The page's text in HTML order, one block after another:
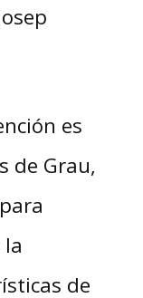
es
de Grau,
de